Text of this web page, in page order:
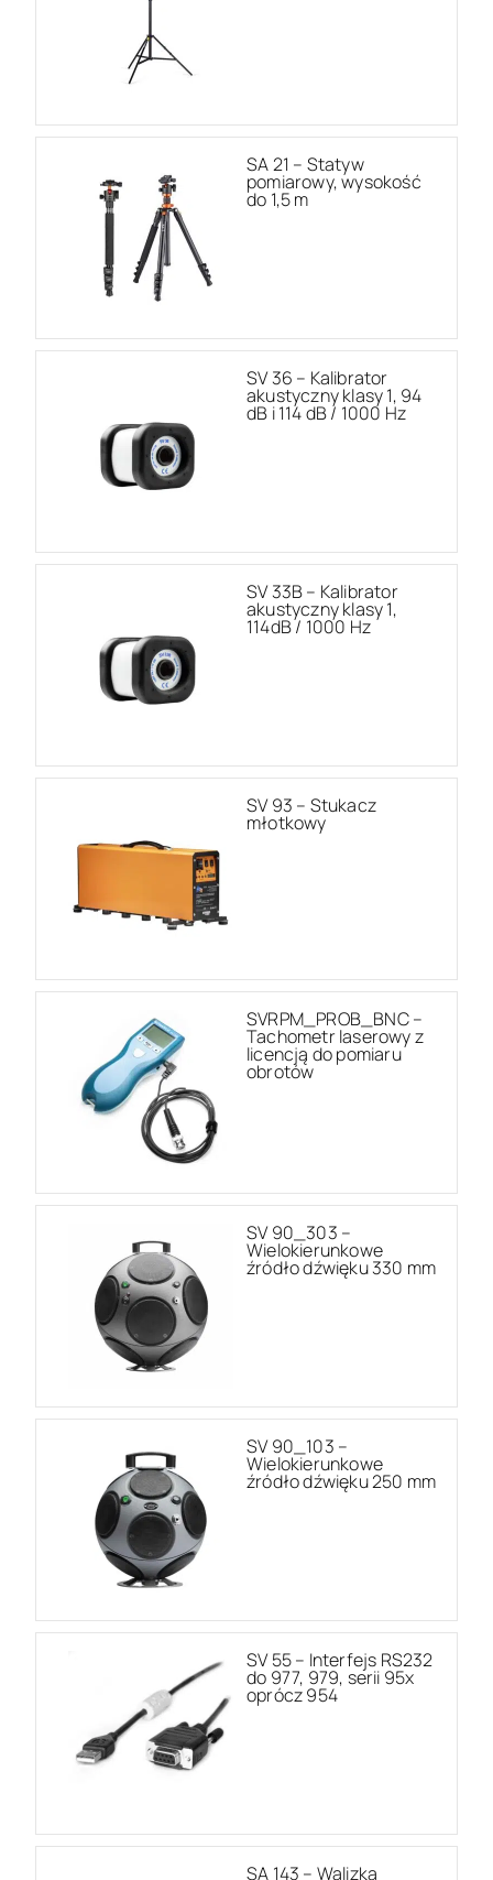
SA 21 – Statyw
pomiarowy, wysokość
do 1,5 m
SV 36 – Kalibrator
akustyczny klasy 1, 94
dB i 114 dB / 1000 Hz
SV 33B – Kalibrator
akustyczny klasy 1,
114dB / 1000 Hz
SV 93 – Stukacz
młotkowy
SVRPM_PROB_BNC –
Tachometr laserowy z
licencją do pomiaru
obrotów
SV 90_303 –
Wielokierunkowe
źródło dźwięku 330 mm
SV 90_103 –
Wielokierunkowe
źródło dźwięku 250 mm
SV 55 – Interfejs RS232
do 977, 979, serii 95x
oprócz 954
SA 143 – Walizka